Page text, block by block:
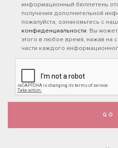
информационный бюллетень
получения дополнительной
пожалуйста, ознакомьтесь с
конфиденциальности. Вы
этого в любое время, нажав на
части каждого
GO